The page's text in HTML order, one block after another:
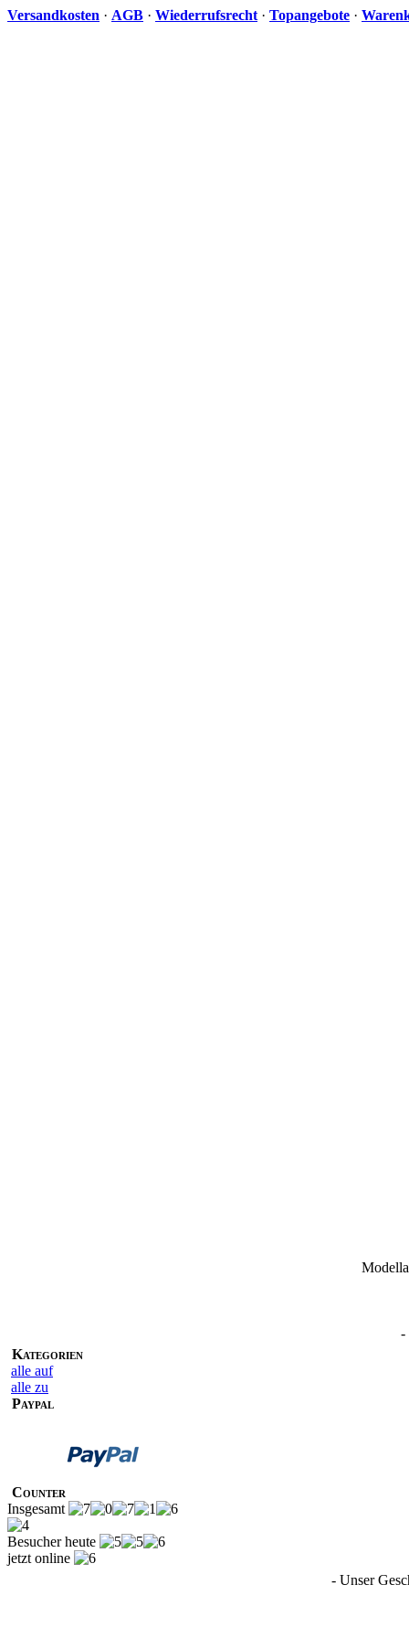
Versandkosten · AGB · Wiederrufsrecht · Topangebote ·
Kategorien
alle auf
alle zu
Paypal
Counter
Insgesamt
Besucher heute
jetzt online
-
- Unser